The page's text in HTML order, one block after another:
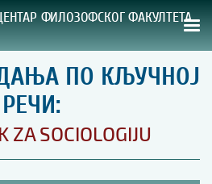
ФИЛОЗОФСКОГ ФАКУЛТЕТА
ИЗДАЊАПО КЉУЧНОЈ
РЕЧИ:
ZA SOCIOLOGIJU